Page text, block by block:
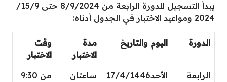
يبدأ التسجيل للدورة الرابعة من 8/9/2024 حتى 15/9/
2024 ومواعيد الاختبار في الجدول أدناه:
الدورة اليوم والتاريخ
مدة
الاختبار
وقت
الاختبار
الرابعة
الأحد17/4/1446
ساعتان
من 9:30